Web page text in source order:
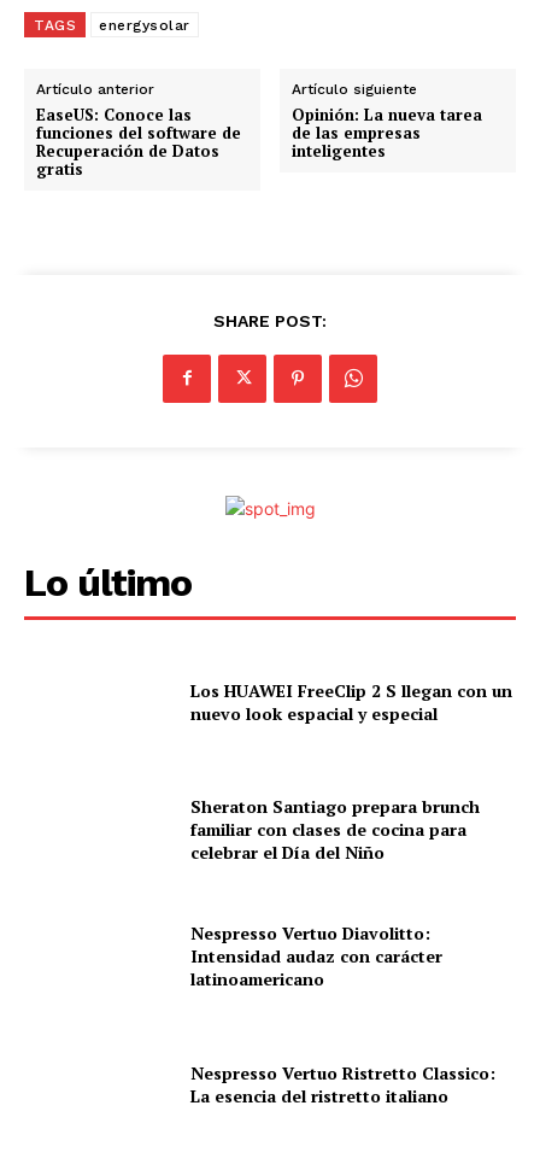
TAGS energysolar
Artículo anterior
EaseUS: Conoce las
funciones del software de
Recuperación de Datos
gratis
Artículo siguiente
Opinión: La nueva tarea
de las empresas
inteligentes
SHARE POST:
Lo último
Los HUAWEI FreeClip 2 S llegan con un
nuevo look espacial y especial
Sheraton Santiago prepara brunch
familiar con clases de cocina para
celebrar el Día del Niño
Nespresso Vertuo Diavolitto:
Intensidad audaz con carácter
latinoamericano
Nespresso Vertuo Ristretto Classico:
La esencia del ristretto italiano